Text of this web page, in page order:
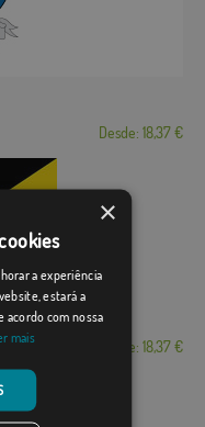
Desde: 18,37 €
Desde: 18,37 €
×
a experiência
estará a
acordo com nossa
mais